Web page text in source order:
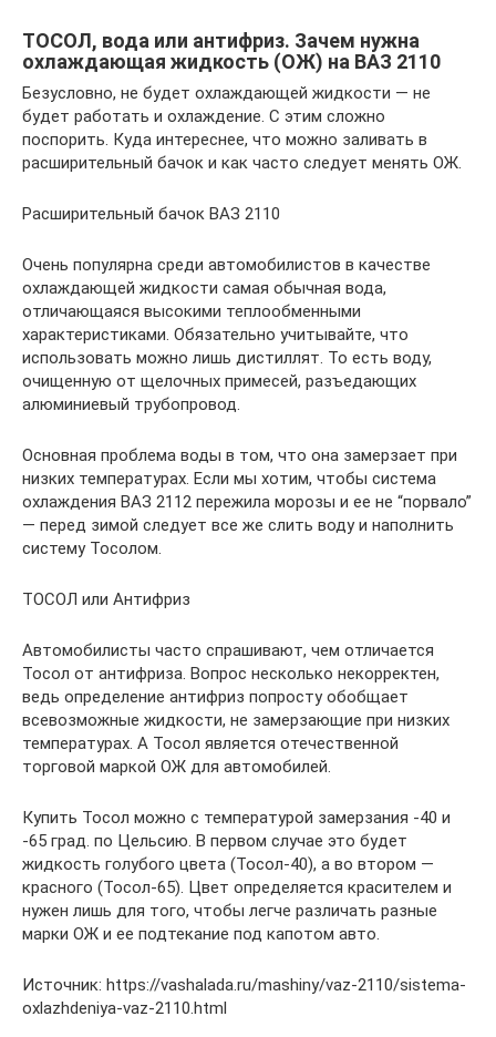
ТОСОЛ, вода или антифриз. Зачем нужна
охлаждающая жидкость (ОЖ) на ВАЗ 2110
Безусловно, не будет охлаждающей жидкости — не
будет работать и охлаждение. С этим сложно
поспорить. Куда интереснее, что можно заливать в
расширительный бачок и как часто следует менять ОЖ.
Расширительный бачок ВАЗ 2110
Очень популярна среди автомобилистов в качестве
охлаждающей жидкости самая обычная вода,
отличающаяся высокими теплообменными
характеристиками. Обязательно учитывайте, что
использовать можно лишь дистиллят. То есть воду,
очищенную от щелочных примесей, разъедающих
алюминиевый трубопровод.
Основная проблема воды в том, что она замерзает при
низких температурах. Если мы хотим, чтобы система
охлаждения ВАЗ 2112 пережила морозы и ее не “порвало”
— перед зимой следует все же слить воду и наполнить
систему Тосолом.
ТОСОЛ или Антифриз
Автомобилисты часто спрашивают, чем отличается
Тосол от антифриза. Вопрос несколько некорректен,
ведь определение антифриз попросту обобщает
всевозможные жидкости, не замерзающие при низких
температурах. А Тосол является отечественной
торговой маркой ОЖ для автомобилей.
Купить Тосол можно с температурой замерзания -40 и
-65 град. по Цельсию. В первом случае это будет
жидкость голубого цвета (Тосол-40), а во втором —
красного (Тосол-65). Цвет определяется красителем и
нужен лишь для того, чтобы легче различать разные
марки ОЖ и ее подтекание под капотом авто.
Источник: https://vashalada.ru/mashiny/vaz-2110/sistema-
oxlazhdeniya-vaz-2110.html